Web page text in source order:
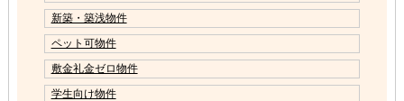
新築・築浅物件
ペット可物件
敷金礼金ゼロ物件
学生向け物件